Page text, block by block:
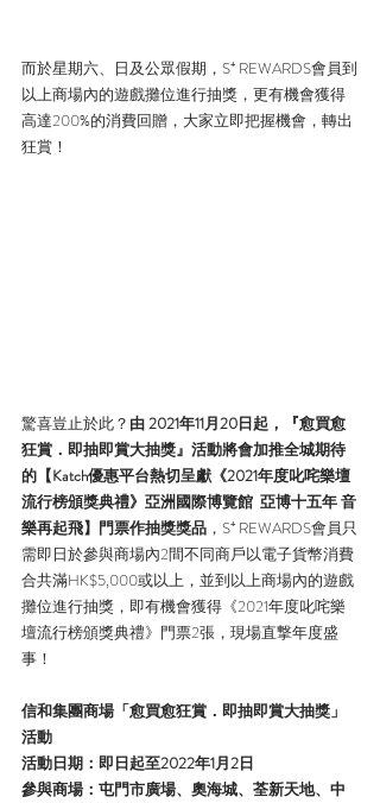
而於星期六、日及公眾假期，S⁺ REWARDS會員到
以上商場內的遊戲攤位進行抽獎，更有機會獲得
高達200%的消費回贈，大家立即把握機會，轉出
狂賞！
驚喜豈止於此？ 由 2021年11月20日起，『愈買愈
狂賞．即抽即賞大抽獎』活動將會加推全城期待
的【Katch優惠平台熱切呈獻《2021年度叱咤樂壇
流行榜頒獎典禮》亞洲國際博覽館  亞博十五年 音
樂再起飛】門票作抽獎獎品 ，S⁺ REWARDS會員只
需即日於參與商場內2間不同商戶以電子貨幣消費
合共滿HK$5,000或以上，並到以上商場內的遊戲
攤位進行抽獎，即有機會獲得《2021年度叱咤樂
壇流行榜頒獎典禮》門票2張，現場直撃年度盛
事！
信和集團商場「愈買愈狂賞．即抽即賞大抽獎」
活動
活動日期：即日起至2022年1月2日
參與商場：屯門市廣場、奧海城、荃新天地、中